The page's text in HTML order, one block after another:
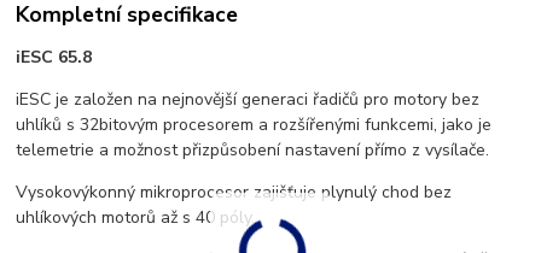
Kompletní specifikace
iESC 65.8
iESC je založen na nejnovější generaci řadičů pro motory bez
uhlíků s 32bitovým procesorem a rozšířenými funkcemi, jako je
telemetrie a možnost přizpůsobení nastavení přímo z vysílače.
Vysokovýkonný mikroprocesor zajišťuje plynulý chod bez
uhlíkových motorů až s 40 póly.